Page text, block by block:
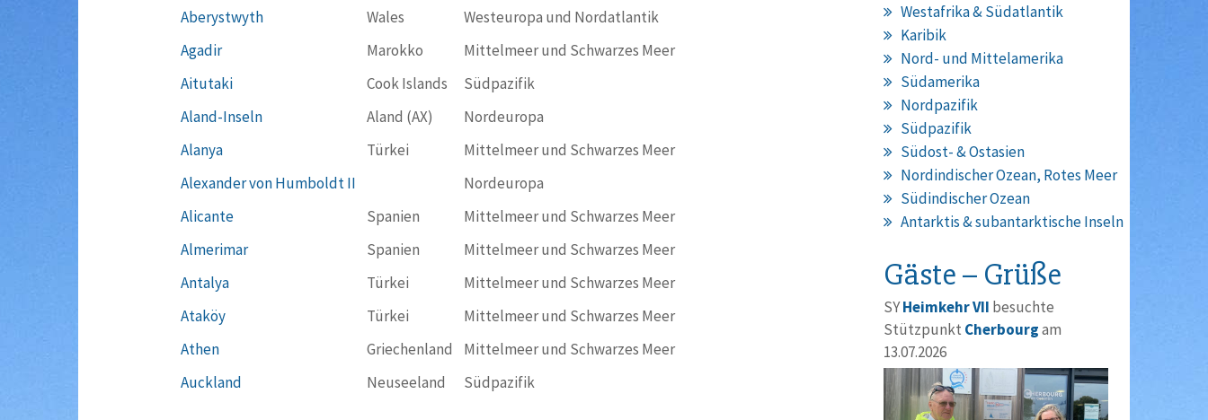
Aberystwyth
Wales
Westeuropa und Nordatlantik
Agadir
Marokko
Mittelmeer und Schwarzes Meer
Aitutaki
Cook Islands
Südpazifik
Aland-Inseln
Aland (AX)
Nordeuropa
Alanya
Türkei
Mittelmeer und Schwarzes Meer
Alexander von Humboldt II
Nordeuropa
Alicante
Spanien
Mittelmeer und Schwarzes Meer
Almerimar
Spanien
Mittelmeer und Schwarzes Meer
Antalya
Türkei
Mittelmeer und Schwarzes Meer
Ataköy
Türkei
Mittelmeer und Schwarzes Meer
Athen
Griechenland
Mittelmeer und Schwarzes Meer
Auckland
Neuseeland Südpazifik
Westafrika & Südatlantik
Karibik
Nord- und Mittelamerika
Südamerika
Nordpazifik
Südpazifik
Südost- & Ostasien
Nordindischer Ozean, Rotes Meer
Südindischer Ozean
Antarktis & subantarktische Inseln
Gäste – Grüße
SYHeimkehr VII besuchte
Stützpunkt Cherbourgam
13.07.2026